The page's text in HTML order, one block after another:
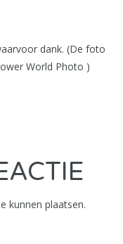
dank. (De foto
World Photo )
kunnen plaatsen.